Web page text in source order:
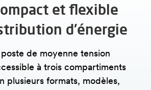
et flexible
d'énergie
de moyenne tension
à trois compartiments
plusieurs formats, modèles,